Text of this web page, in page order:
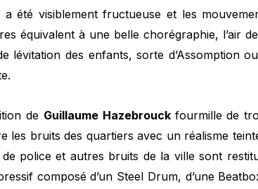
a été visiblement fructueuse et les
équivalent à une belle chorégraphie, l’air
lévitation des enfants, sorte d’Assomption
de Guillaume Hazebrouck fourmille de
les bruits des quartiers avec un réalisme
de police et autres bruits de la ville sont
composé d’un Steel Drum, d’une